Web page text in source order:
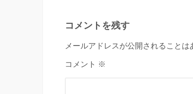
コメントを残す
メールアドレスが公開されること
コメント ※